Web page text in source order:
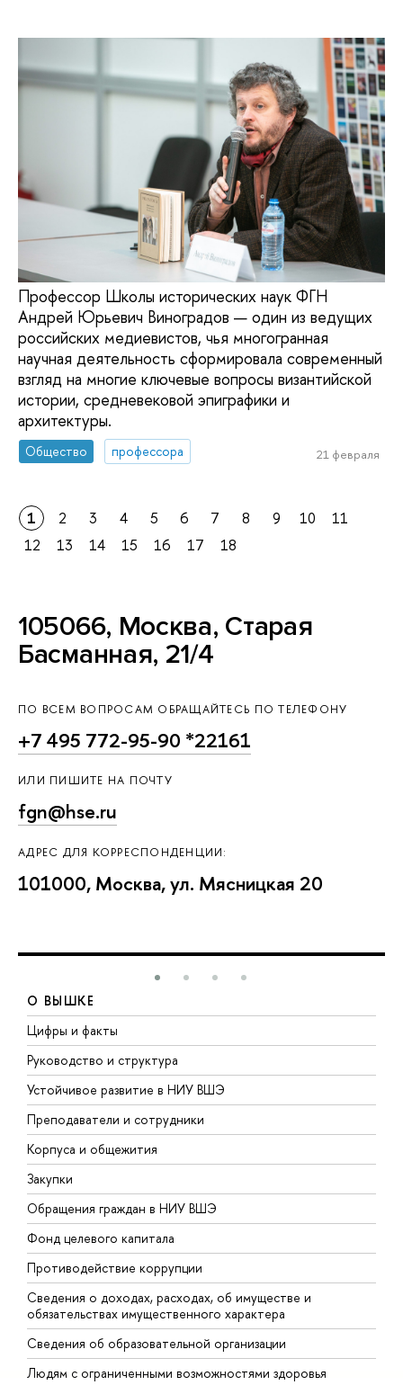
Профессор Школы исторических наук ФГН
Андрей Юрьевич Виноградов — один из ведущих
российских медиевистов, чья многогранная
научная деятельность сформировала современный
взгляд на многие ключевые вопросы византийской
истории, средневековой эпиграфики и
архитектуры.
Общество профессора 21 февраля
1 2 3 4 5 6 7 8 9 10
11
12
13 14 15 16 17 18
105066, Москва, Старая
Басманная, 21/4
ПО ВСЕМ ВОПРОСАМ ОБРАЩАЙТЕСЬ ПО ТЕЛЕФОНУ
+7 495 772-95-90 *22161
ИЛИ ПИШИТЕ НА ПОЧТУ
fgn@hse.ru
АДРЕС ДЛЯ КОРРЕСПОНДЕНЦИИ:
101000, Москва, ул. Мясницкая 20
О ВЫШКЕ
Цифры и факты
Руководство и структура
Устойчивое развитие в НИУ ВШЭ
Преподаватели и сотрудники
Корпуса и общежития
Закупки
Обращения граждан в НИУ ВШЭ
Фонд целевого капитала
Противодействие коррупции
Сведения о доходах, расходах, об имуществе и
обязательствах имущественного характера
Сведения об образовательной организации
Людям с ограниченными возможностями здоровья